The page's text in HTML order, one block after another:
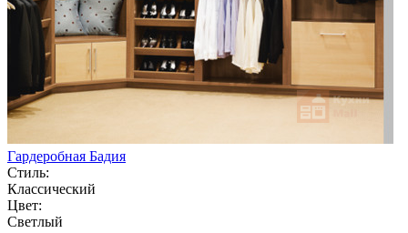
Гардеробная Бадия
Стиль:
Классический
Цвет:
Светлый